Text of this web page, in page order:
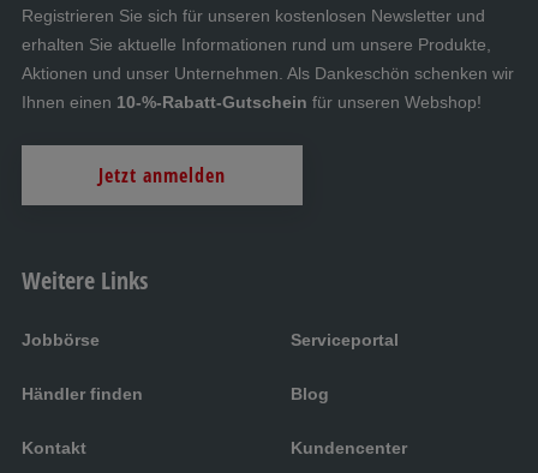
Weitere Links
Jobbörse Serviceportal
Händler finden Blog
Kontakt Kundencenter
Registrieren Sie sich für unseren kostenlosen Newsletter und
erhalten Sie aktuelle Informationen rund um unsere Produkte,
Aktionen und unser Unternehmen. Als Dankeschön schenken wir
Ihnen einen 10-%-Rabatt-Gutschein für unseren Webshop!
Jetzt anmelden